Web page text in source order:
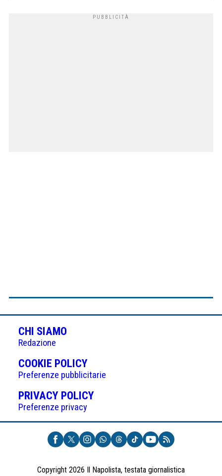
CHI SIAMO
Redazione
COOKIE POLICY(APRE
IN
UNA
NUOVA
Preferenze pubblicitarie
PRIVACY POLICY(APRE
UNA
NUOVA
SCHEDA)
Preferenze privacy
Copyright 2026 Il Napolista, testata giornalistica